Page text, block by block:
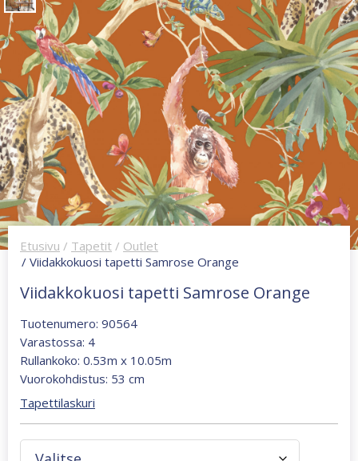
Etusivu / Tapetit / Outlet
/ Viidakkokuosi tapetti Samrose Orange
Viidakkokuosi tapetti Samrose Orange
Tuotenumero: 90564
Varastossa: 4
Rullankoko: 0.53m x 10.05m
Vuorokohdistus: 53 cm
Tapettilaskuri